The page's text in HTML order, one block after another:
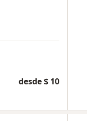
desde $ 10